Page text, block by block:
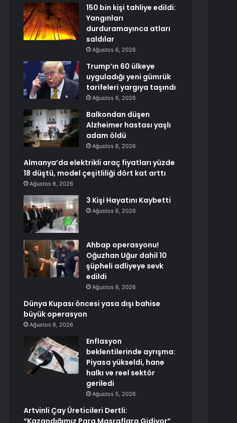
150 bin kişi tahliye edildi:
Yangınları
durduramayınca atları
saldılar
Ağustos 6, 2026
Trump’ın 60 ülkeye
uyguladığı yeni gümrük
tarifeleri yargıya taşındı
Ağustos 6, 2026
Balkondan düşen
Alzheimer hastası yaşlı
adam öldü
Ağustos 6, 2026
Almanya’da elektrikli araç fiyatları yüzde
18 düştü, model çeşitliliği dört kat arttı
Ağustos 6, 2026
3 Kişi Hayatını Kaybetti
Ağustos 6, 2026
Ahbap operasyonu!
Oğuzhan Uğur dahil 10
şüpheli adliyeye sevk
edildi
Ağustos 6, 2026
Dünya Kupası öncesi yasa dışı bahise
büyük operasyon
Ağustos 6, 2026
Enflasyon
beklentilerinde ayrışma:
Piyasa yükseldi, hane
halkı ve reel sektör
geriledi
Ağustos 5, 2026
Artvinli Çay Üreticileri Dertli:
“Kazandığımız Para Masraflara Gidiyor”